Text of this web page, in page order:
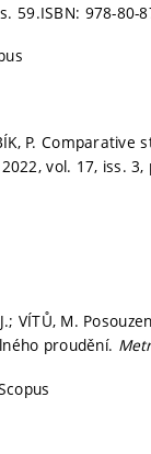
s. 59.ISBN: 978-80-
P.
2022, vol. 17, iss. 3,
J.; VÍTŮ, M.
proudění.